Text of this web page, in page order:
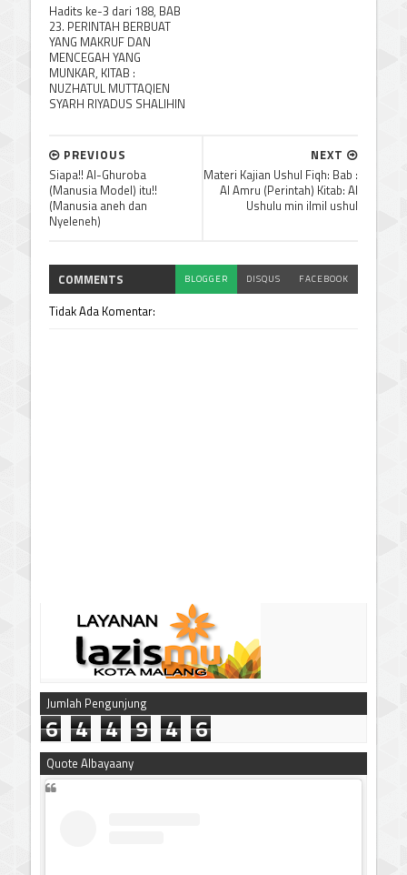
Hadits ke-3 dari 188, BAB
23. PERINTAH BERBUAT
YANG MAKRUF DAN
MENCEGAH YANG
MUNKAR, KITAB :
NUZHATUL MUTTAQIEN
SYARH RIYADUS SHALIHIN
NEXT
Materi Kajian Ushul Fiqh: Bab :
Al Amru (Perintah) Kitab: Al
Ushulu min ilmil ushul
PREVIOUS
Siapa!! Al-Ghuroba
(Manusia Model) itu!!
(Manusia aneh dan
Nyeleneh)
COMMENTS BLOGGER DISQUS FACEBOOK
Tidak Ada Komentar:
Jumlah Pengunjung
6 4 4 9 4 6
Quote Albayaany